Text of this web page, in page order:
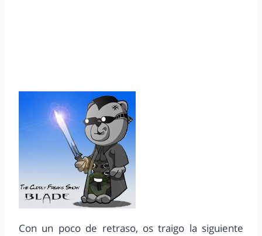
Con un poco de retraso, os traigo la siguiente